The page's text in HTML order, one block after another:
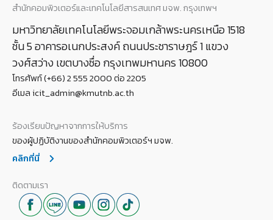
สำนักคอมพิวเตอร์และเทคโนโลยีสารสนเทศ มจพ. กรุงเทพฯ
มหาวิทยาลัยเทคโนโลยีพระจอมเกล้าพระนครเหนือ 1518
ชั้น 5 อาคารอเนกประสงค์ ถนนประชาราษฎร์ 1 แขวง
วงศ์สว่าง เขตบางซื่อ กรุงเทพมหานคร 10800
โทรศัพท์ (+66) 2 555 2000 ต่อ 2205
อีเมล icit_admin@kmutnb.ac.th
ร้องเรียนปัญหาจากการให้บริการ
ของผู้ปฏิบัติงานของสำนักคอมพิวเตอร์ฯ มจพ.
คลิกที่นี่
ติดตามเรา